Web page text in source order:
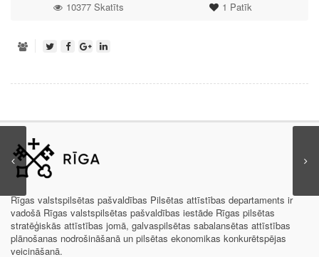
1 Patīk
10377 Skatīts
Rīgas valstspilsētas pašvaldības Pilsētas attīstības departaments ir
vadošā Rīgas valstspilsētas pašvaldības iestāde Rīgas pilsētas
stratēģiskās attīstības jomā, galvaspilsētas sabalansētas attīstības
plānošanas nodrošināšanā un pilsētas ekonomikas konkurētspējas
veicināšanā.